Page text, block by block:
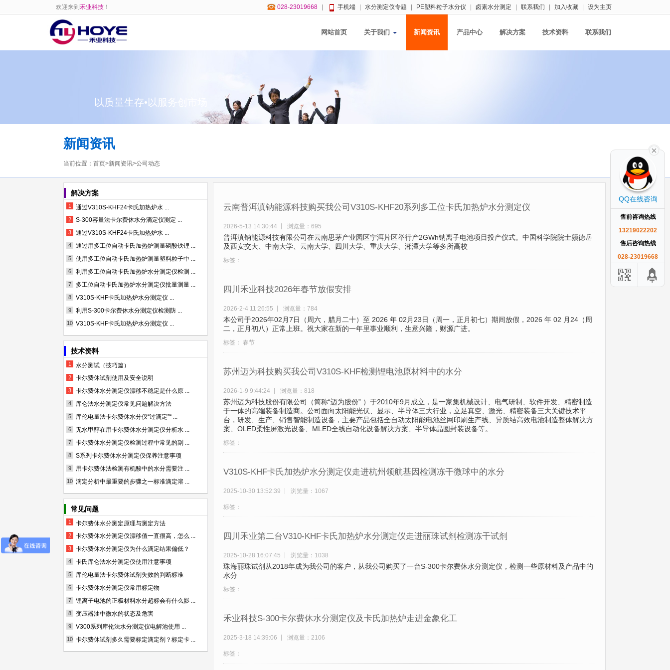
028-23019668 手机端 水分测定仪专题 PE塑料粒子水分仪 卤素水分测定 联系我们 加入收藏 设为主页
欢迎来到 禾业科技 ！
网站首页 关于我们 新闻资讯 产品中心 解决方案 技术资料 联系我们
以质量生存•以服务创市场
新闻资讯
当前位置： 首页>新闻资讯>公司动态
解决方案
1 通过V310S-KHF24卡氏加热炉水 ...
2 S-300容量法卡尔费休水分滴定仪测定 ...
3 通过V310S-KHF24卡氏加热炉水 ...
4 通过用多工位自动卡氏加热炉测量磷酸铁锂 ...
5 使用多工位自动卡氏加热炉测量塑料粒子中 ...
6 利用多工位自动卡氏加热炉水分测定仪检测 ...
7 多工位自动卡氏加热炉水分测定仪批量测量 ...
8 V310S-KHF卡氏加热炉水分测定仪 ...
9 利用S-300卡尔费休水分测定仪检测防 ...
10 V310S-KHF卡氏加热炉水分测定仪 ...
技术资料
1 水分测试（技巧篇）
2 卡尔费休试剂使用及安全说明
3 卡尔费休水分测定仪漂移不稳定是什么原 ...
4 库仑法水分测定仪常见问题解决方法
5 库伦电量法卡尔费休水分仪“过滴定”“ ...
6 无水甲醇在用卡尔费休水分测定仪分析水 ...
7 卡尔费休水分测定仪检测过程中常见的副 ...
8 S系列卡尔费休水分测定仪保养注意事项
9 用卡尔费休法检测有机酸中的水分需要注 ...
10 滴定分析中最重要的步骤之一标准滴定溶 ...
常见问题
1 卡尔费休水分测定原理与测定方法
2 卡尔费休水分测定仪漂移值一直很高，怎么 ...
3 卡尔费休水分测定仪为什么滴定结果偏低？
4 卡氏库仑法水分测定仪使用注意事项
5 库伦电量法卡尔费休试剂失效的判断标准
6 卡尔费休水分测定仪常用标定物
7 锂离子电池的正极材料水分超标会有什么影 ...
8 变压器油中微水的状态及危害
9 V300系列库伦法水分测定仪电解池使用 ...
10 卡尔费休试剂多久需要标定滴定剂？标定卡 ...
云南普洱滇钠能源科技购买我公司V310S-KHF20系列多工位卡氏加热炉水分测定仪
2026-5-13 14:30:44 浏览量：695
普洱滇钠能源科技有限公司在云南思茅产业园区宁洱片区举行产2GWh钠离子电池项目投产仪式。中国科学院院士颜德岳
及西安交大、中南大学、云南大学、四川大学、重庆大学、湘潭大学等多所高校
标签：
四川禾业科技2026年春节放假安排
2026-2-4 11:26:55 浏览量：784
本公司于2026年02月7日（周六，腊月二十）至 2026 年 02月23日（周一，正月初七）期间放假，2026 年 02 月24（周
二，正月初八）正常上班。祝大家在新的一年里事业顺利，生意兴隆，财源广进。
标签： 春节
苏州迈为科技购买我公司V310S-KHF检测锂电池原材料中的水分
2026-1-9 9:44:24 浏览量：818
苏州迈为科技股份有限公司（简称“迈为股份” ）于2010年9月成立，是一家集机械设计、电气研制、软件开发、精密制造
于一体的高端装备制造商。公司面向太阳能光伏、显示、半导体三大行业，立足真空、激光、精密装备三大关键技术平
台，研发、生产、销售智能制造设备，主要产品包括全自动太阳能电池丝网印刷生产线、异质结高效电池制造整体解决方
案、OLED柔性屏激光设备、MLED全线自动化设备解决方案、半导体晶圆封装设备等。
标签：
V310S-KHF卡氏加热炉水分测定仪走进杭州领航基因检测冻干微球中的水分
2025-10-30 13:52:39 浏览量：1067
标签：
四川禾业第二台V310-KHF卡氏加热炉水分测定仪走进丽珠试剂检测冻干试剂
2025-10-28 16:07:45 浏览量：1038
珠海丽珠试剂从2018年成为我公司的客户，从我公司购买了一台S-300卡尔费休水分测定仪，检测一些原材料及产品中的
水分
标签：
禾业科技S-300卡尔费休水分测定仪及卡氏加热炉走进金象化工
2025-3-18 14:39:06 浏览量：2106
标签：
QQ在线咨询
售前咨询热线
13219022202
售后咨询热线
028-23019668